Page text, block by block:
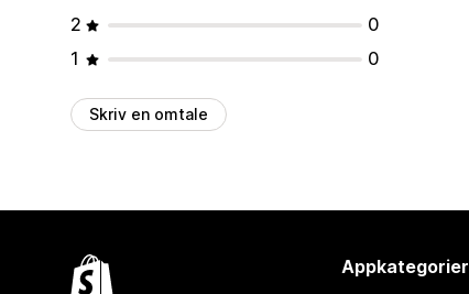
2
0
1
0
Skriv en omtale
Appkategorier